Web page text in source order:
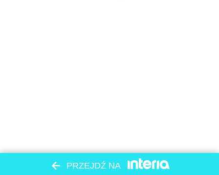
PRZEJDŹ NA